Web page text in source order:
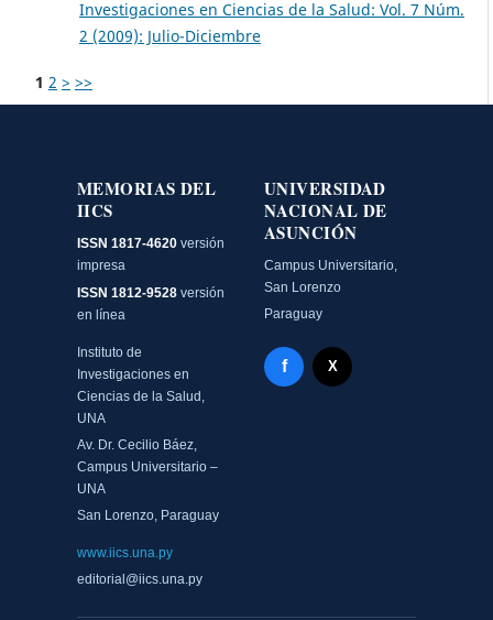
Investigaciones en Ciencias de la Salud: Vol. 7 Núm.
2 (2009): Julio-Diciembre
1 2 > >>
MEMORIAS DEL
IICS
ISSN 1817-4620 versión
impresa
ISSN 1812-9528 versión
en línea
Instituto de
Investigaciones en
Ciencias de la Salud,
UNA
Av. Dr. Cecilio Báez,
Campus Universitario –
UNA
San Lorenzo, Paraguay
www.iics.una.py
editorial@iics.una.py
UNIVERSIDAD
NACIONAL DE
ASUNCIÓN
Campus Universitario,
San Lorenzo
Paraguay
Facebook - Memorias del
f X Twitter - MIICS UNA
X